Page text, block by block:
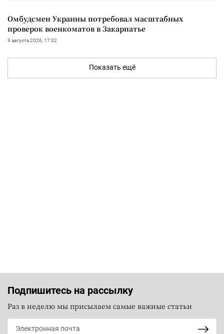
Омбудсмен Украины потребовал масштабных
проверок военкоматов в Закарпатье
9 августа 2026, 17:32
Показать ещё
Подпишитесь на рассылку
Раз в неделю мы присылаем самые важные статьи